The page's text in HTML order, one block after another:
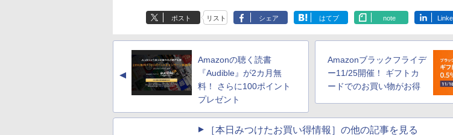
ポスト リスト シェア はてブ note
▲
Amazonの聴く読書
『Audible』が2カ月無
料！ さらに100ポイント
プレゼント
Amazonブラックフライデ
ー11/25開催！ ギフトカ
ードでのお買い物がお得
［本日みつけたお買い得情報］の他の記事を見る